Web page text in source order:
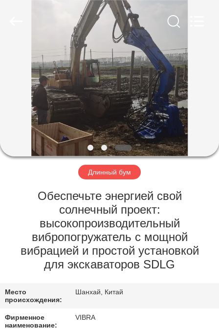
ПРОДУКТЫ
ШОУ
О
ПУТЕШЕСТВИЕ
ФАБРИКИ
ПРОВЕРКА
КАЧЕСТВА
СВЯЖИТЕСЬ
МЫ
Длинный бум
Обеспечьте энергией свой
солнечный проект:
высокопроизводительный
вибропогружатель с мощной
вибрацией и простой установкой
для экскаваторов SDLG
Место
происхождения:
Шанхай, Китай
Фирменное
наименование:
VIBRA